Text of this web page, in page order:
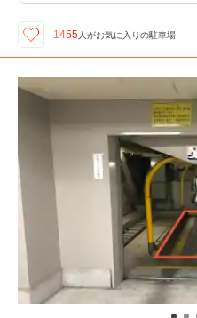
1455 人がお気に入りの駐車場